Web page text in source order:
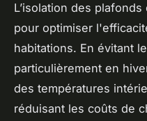
L’isolation des
pour optimiser
habitations. En évitant
particulièrement en
des températures
réduisant les coûts de